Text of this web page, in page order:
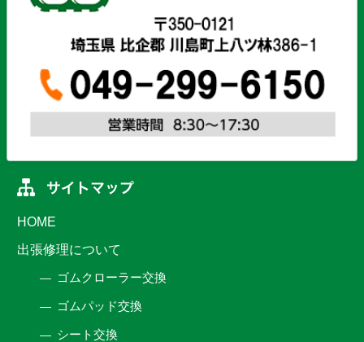
HOME
出張修理について
ゴムクローラー交換
ゴムパッド交換
シート交換